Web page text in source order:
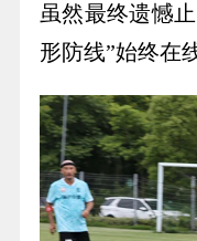
虽然最终遗憾
形防线”始终在